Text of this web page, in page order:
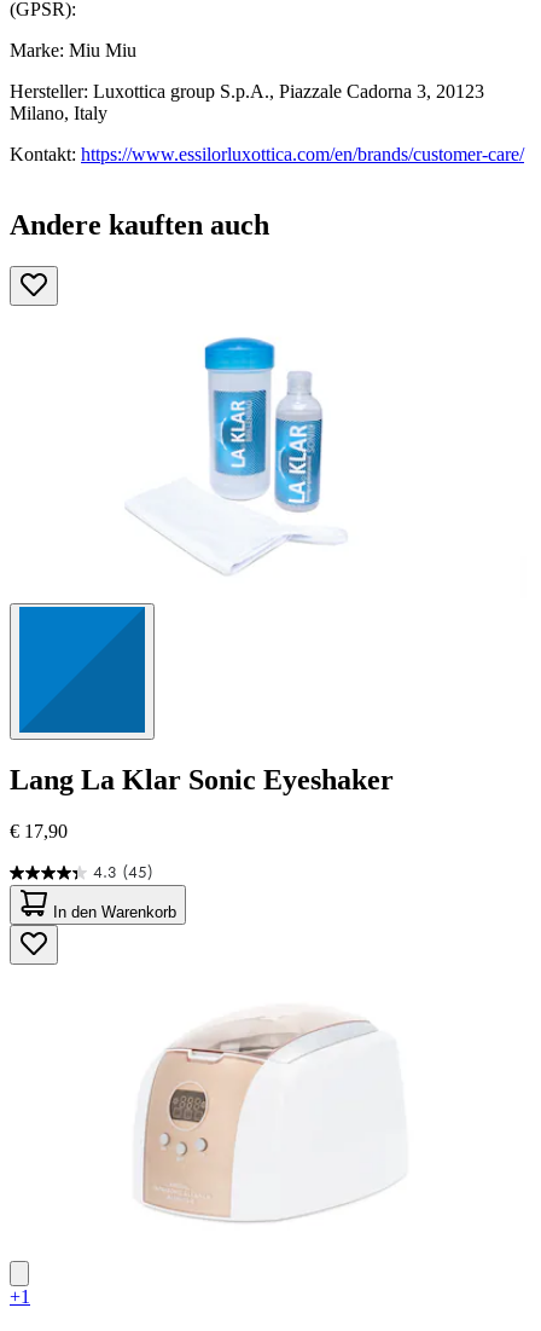
(GPSR):
Marke: Miu Miu
Hersteller: Luxottica group S.p.A., Piazzale Cadorna 3, 20123
Milano, Italy
Kontakt: https://www.essilorluxottica.com/en/brands/customer-care/
Andere kauften auch
Lang La Klar Sonic Eyeshaker
€ 17,90
4.3 (45)
4.3
von
5
Sternen.
45
In den Warenkorb
+1